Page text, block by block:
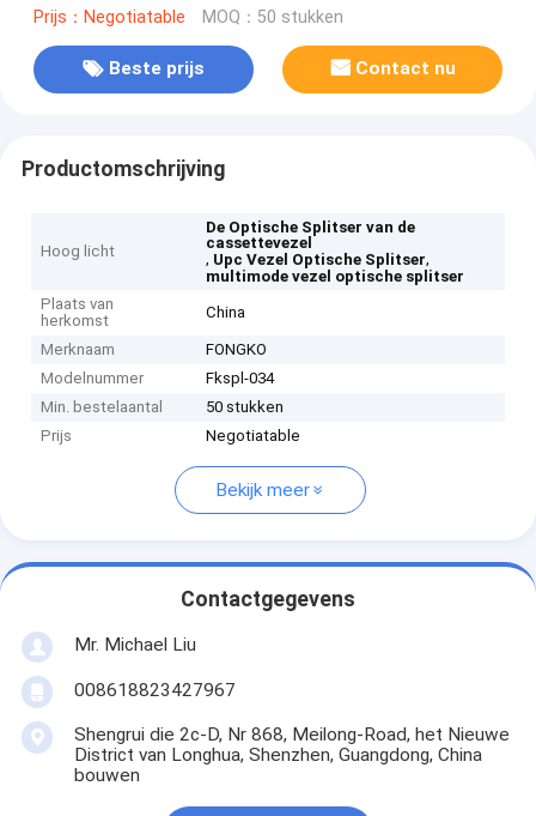
Prijs：Negotiatable MOQ：50 stukken
Beste prijs Contact nu
Productomschrijving
Hoog licht
De Optische Splitser van de
cassettevezel
, Upc Vezel Optische Splitser,
multimode vezel optische splitser
Plaats van
herkomst
China
Merknaam
FONGKO
Modelnummer
Fkspl-034
Min. bestelaantal
50 stukken
Prijs
Negotiatable
Bekijk meer
Contactgegevens
Mr. Michael Liu
008618823427967
Shengrui die 2c-D, Nr 868, Meilong-Road, het Nieuwe
District van Longhua, Shenzhen, Guangdong, China
bouwen